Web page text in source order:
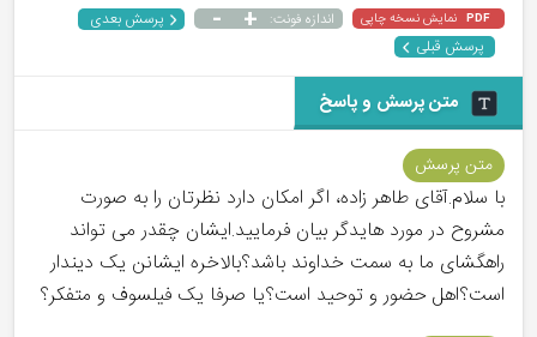
PDF نمایش نسخه چاپی اندازه فونت: +
-
پرسش بعدی
پرسش قبلی
متن پرسش و پاسخ
متن پرسش
با سلام.آقای طاهر زاده، اگر امکان دارد نظرتان را به صورت
مشروح در مورد هایدگر بیان فرمایید.ایشان چقدر می تواند
راهگشای ما به سمت خداوند باشد؟بالاخره ایشانن یک دیندار
است؟اهل حضور و توحید است؟یا صرفا یک فیلسوف و متفکر؟